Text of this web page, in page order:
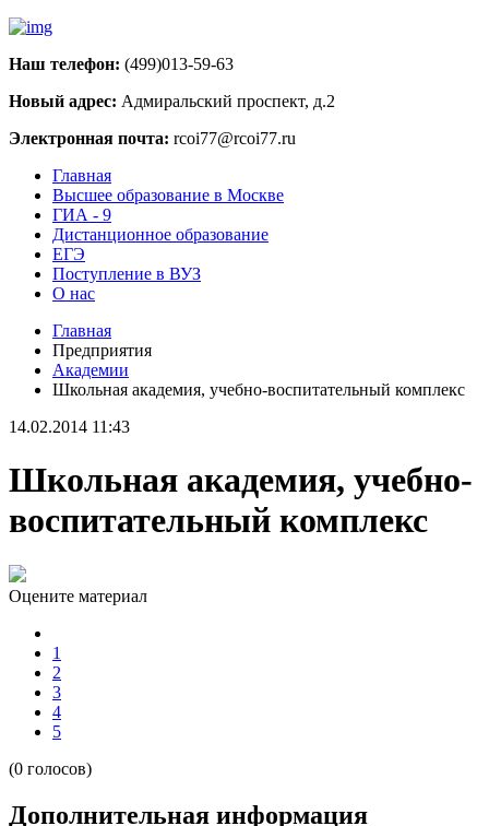
Наш телефон: (499)013-59-63
Новый адрес: Адмиральский проспект, д.2
Электронная почта: rcoi77@rcoi77.ru
Главная
Высшее образование в Москве
ГИА - 9
Дистанционное образование
ЕГЭ
Поступление в ВУЗ
О нас
Главная
Предприятия
Академии
Школьная академия, учебно-воспитательный комплекс
14.02.2014 11:43
Школьная академия, учебно-
воспитательный комплекс
Оцените материал
1
2
3
4
5
(0 голосов)
Дополнительная информация